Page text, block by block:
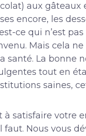
aux gâteaux
encore, les
ce qui n’est
Mais cela
santé. La bonne
tout en
saines,
à satisfaire votre
faut. Nous vous